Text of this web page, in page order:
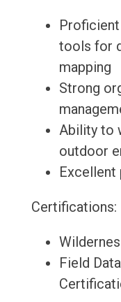
Proficient
tools for
mapping
Strong
Ability to
outdoor
Certifications:
Field